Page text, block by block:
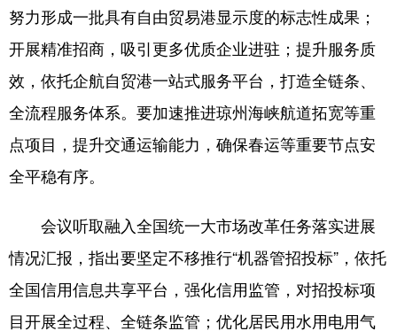
努力形成一批具有自由贸易港显示度的标志性成果；
开展精准招商，吸引更多优质企业进驻；提升服务质
效，依托企航自贸港一站式服务平台，打造全链条、
全流程服务体系。要加速推进琼州海峡航道拓宽等重
点项目，提升交通运输能力，确保春运等重要节点安
全平稳有序。
会议听取融入全国统一大市场改革任务落实进展
情况汇报，指出要坚定不移推行“机器管招投标”，依托
全国信用信息共享平台，强化信用监管，对招投标项
目开展全过程、全链条监管；优化居民用水用电用气